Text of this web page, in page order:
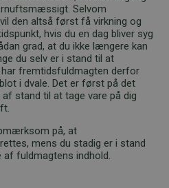
Selvom
den altså først få virkning og
hvis du en dag bliver syg
grad, at du ikke længere kan
du selv er i stand til at
fremtidsfuldmagten derfor
i dvale. Det er først på det
stand til at tage vare på dig
på, at
mens du stadig er i stand
fuldmagtens indhold.